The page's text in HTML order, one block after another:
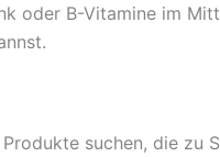
oder B-Vitamine im
suchen, die zu